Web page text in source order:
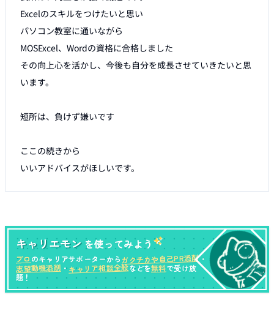
Excelのスキルをつけたいと思い
パソコン教室に通いながら
MOSExcel、Wordの資格に合格しました
その向上心を活かし、今後も自分を成長させていきたいと思
います。
短所は、負けず嫌いです
ここの続きから
いいアドバイスがほしいです。
キャリエモン を使ってみよう
プロ のキャリアサポーターからガクチカや自己PR添削・
志望動機添削 ・キャリア相談全般などを無料で受け放
題！